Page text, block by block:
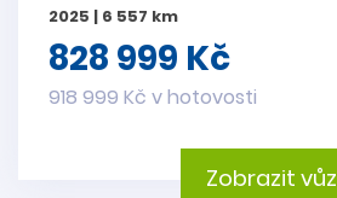
2025 | 6 557 km
828 999 Kč
918 999 Kč v hotovosti
Zobrazit vůz